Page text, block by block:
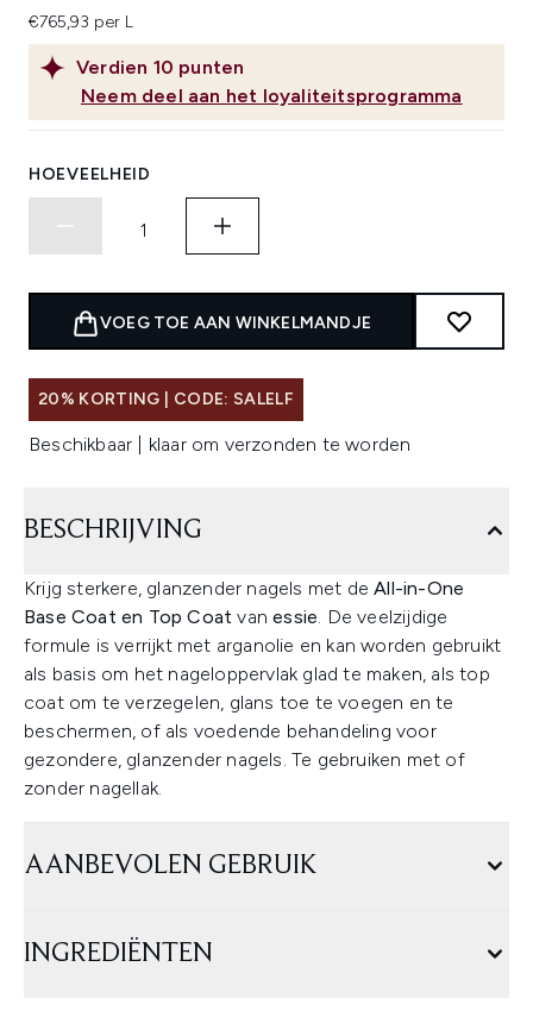
Verdien 10 punten
Neem deel aan het loyaliteitsprogramma
€765,93 per L
HOEVEELHEID
VOEG TOE AAN WINKELMANDJE
20% KORTING | CODE: SALELF
Beschikbaar | klaar om verzonden te worden
BESCHRIJVING
Krijg sterkere, glanzender nagels met deAll-in-One
Base Coat en Top Coatvanessie. De veelzijdige
formule is verrijkt met arganolie en kan worden gebruikt
als basis om het nageloppervlak glad te maken, als top
coat om te verzegelen, glans toe te voegen en te
beschermen, of als voedende behandeling voor
gezondere, glanzender nagels. Te gebruiken met of
zonder nagellak.
AANBEVOLEN GEBRUIK
INGREDIËNTEN